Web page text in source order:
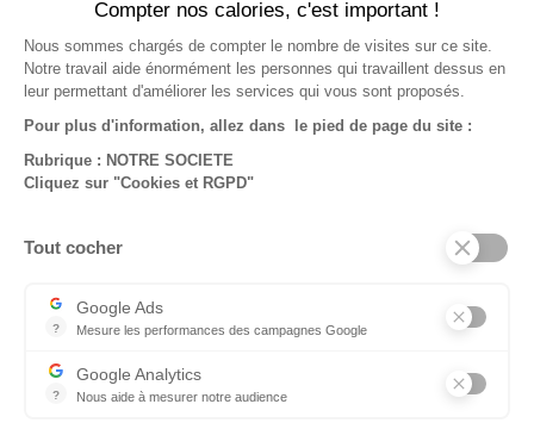
Ticket Papier Blanc -...
47,38 €
NOTRE SOCIÉTÉ
VOTRE COMPTE 
INFORMATIONS
Découvrez aussi :
Compter nos calories, c'est important !
Nous sommes chargés de compter le nombre de visites sur ce site.
Notre travail aide énormément les personnes qui travaillent dessus en
leur permettant d'améliorer les services qui vous sont proposés.
Pour plus d'information, allez dans le pied de page du site :
Rubrique : NOTRE SOCIETE
Cliquez sur "Cookies et RGPD"
Tout cocher
?
Google Ads
Mesure les performances des campagnes Google
?
Google Analytics
Nous aide à mesurer notre audience